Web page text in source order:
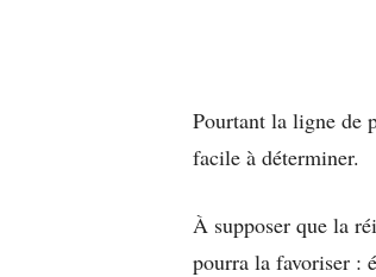
Pourtant la ligne de
facile à déterminer.
À supposer que la
pourra la favoriser :